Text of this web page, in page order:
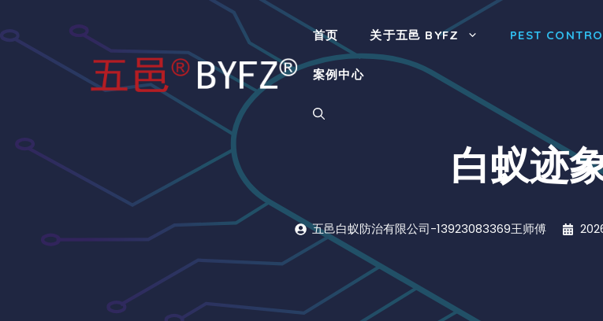
至
内
首页 关于五邑 BYFZ PEST
案例中心
白蚁迹
五邑白蚁防治有限公司-13923083369王师傅